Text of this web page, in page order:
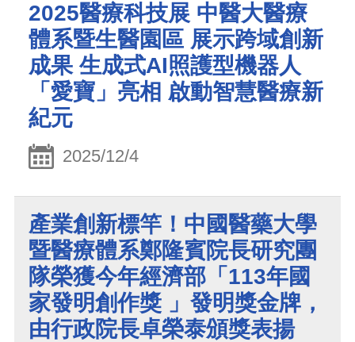
2025醫療科技展 中醫大醫療
體系暨生醫園區 展示跨域創新
成果 生成式AI照護型機器人
「愛寶」亮相 啟動智慧醫療新
紀元
2025/12/4
產業創新標竿！中國醫藥大學
暨醫療體系鄭隆賓院長研究團
隊榮獲今年經濟部「113年國
家發明創作獎 」發明獎金牌，
由行政院長卓榮泰頒獎表揚